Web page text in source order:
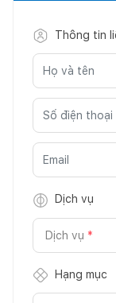
Thông tin
Dịch vụ
Dịch vụ *
Hạng mục